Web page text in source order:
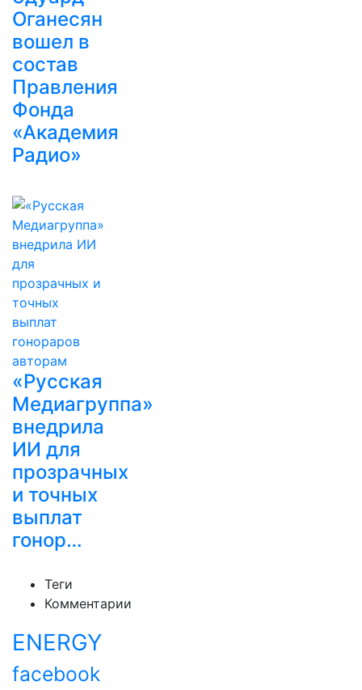
Оганесян
вошел в
состав
Правления
Фонда
«Академия
Радио»
«Русская
Медиагруппа»
внедрила
ИИ для
прозрачных
и точных
выплат
гонор…
Теги
Комментарии
ENERGY
facebook